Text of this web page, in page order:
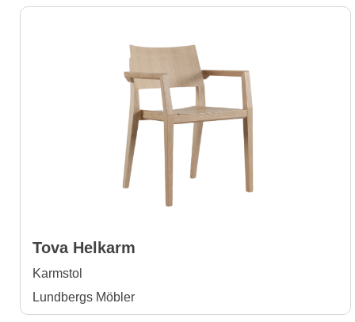
Tova Helkarm
Karmstol
Lundbergs Möbler